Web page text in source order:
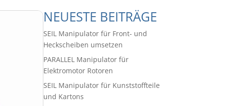
NEUESTE BEITRÄGE
SEIL Manipulator für Front- und
Heckscheiben umsetzen
PARALLEL Manipulator für
Elektromotor Rotoren
SEIL Manipulator für Kunststoffteile
und Kartons